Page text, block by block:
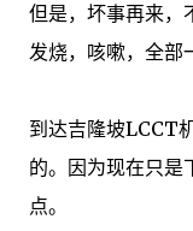
但是， 坏事再来，
发烧，咳嗽， 全部
到达吉隆坡LCCT
的。 因为现在只是
点。